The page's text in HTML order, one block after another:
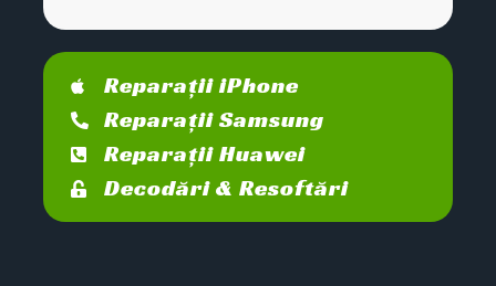
Reparații iPhone
Reparații Samsung
Reparații Huawei
Decodări & Resoftări